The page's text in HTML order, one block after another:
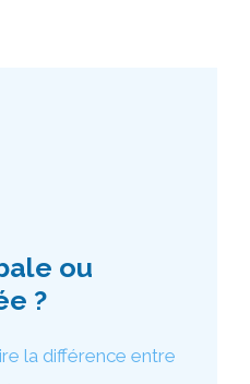
ou
?
la différence entre